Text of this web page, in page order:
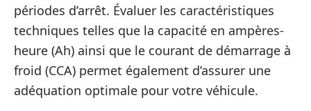
périodes d’arrêt. Évaluer les caractéristiques
techniques telles que la capacité en ampères-
heure (Ah) ainsi que le courant de démarrage à
froid (CCA) permet également d’assurer une
adéquation optimale pour votre véhicule.